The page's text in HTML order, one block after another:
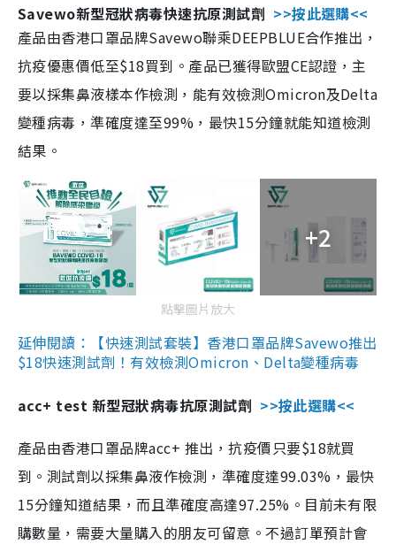
Savewo新型冠狀病毒快速抗原測試劑 >>按此選購<<
產品由香港口罩品牌Savewo聯乘DEEPBLUE合作推出，
抗疫優惠價低至$18買到。產品已獲得歐盟CE認證，主
要以採集鼻液樣本作檢測，能有效檢測Omicron及Delta
變種病毒，準確度達至99%，最快15分鐘就能知道檢測
結果。
+2
點擊圖片放大
延伸閱讀：【快速測試套裝】香港口罩品牌Savewo推出
$18快速測試劑！有效檢測Omicron、Delta變種病毒
acc+ test 新型冠狀病毒抗原測試劑 >>按此選購<<
產品由香港口罩品牌acc+ 推出，抗疫價只要$18就買
到。測試劑以採集鼻液作檢測，準確度達99.03%，最快
15分鐘知道結果，而且準確度高達97.25%。目前未有限
購數量，需要大量購入的朋友可留意。不過訂單預計會